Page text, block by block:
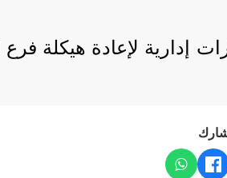
سلسلة قرارات إدارية